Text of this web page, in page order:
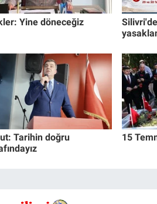
Yine döneceğiz
Tarihin doğru
15